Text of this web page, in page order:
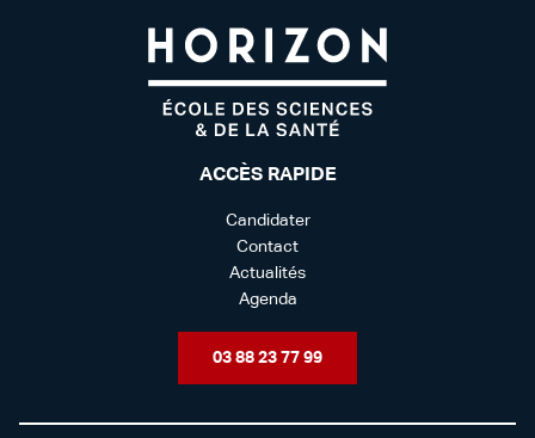
ACCÈS RAPIDE
Candidater
Contact
Actualités
Agenda
03 88 23 77 99